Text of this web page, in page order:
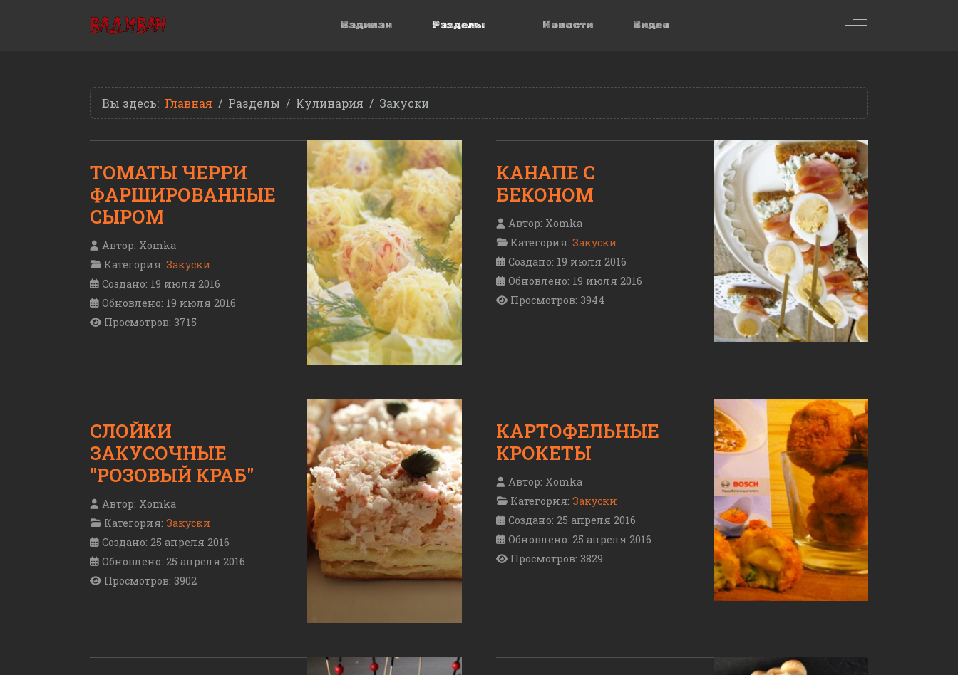
Вадиван Разделы Новости Видео Off-Canvas
Вы здесь: Главная Разделы Кулинария Закуски
ТОМАТЫ ЧЕРРИ
ФАРШИРОВАННЫЕ
СЫРОМ
Автор: Xomka
Категория: Закуски
Создано: 19 июля 2016
Обновлено: 19 июля 2016
Просмотров: 3715
КАНАПЕ С
БЕКОНОМ
Автор: Xomka
Категория: Закуски
Создано: 19 июля 2016
Обновлено: 19 июля 2016
Просмотров: 3944
СЛОЙКИ
ЗАКУСОЧНЫЕ
"РОЗОВЫЙ КРАБ"
Автор: Xomka
Категория: Закуски
Создано: 25 апреля 2016
Обновлено: 25 апреля 2016
Просмотров: 3902
КАРТОФЕЛЬНЫЕ
КРОКЕТЫ
Автор: Xomka
Категория: Закуски
Создано: 25 апреля 2016
Обновлено: 25 апреля 2016
Просмотров: 3829